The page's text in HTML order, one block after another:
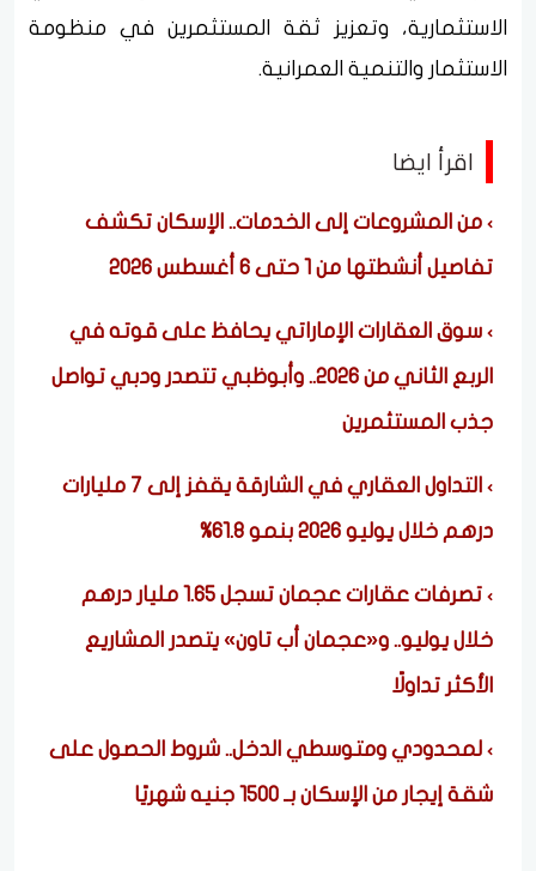
الاستثمارية، وتعزيز ثقة المستثمرين في منظومة
الاستثمار والتنمية العمرانية.
اقرأ ايضا
من المشروعات إلى الخدمات.. الإسكان تكشف
تفاصيل أنشطتها من 1 حتى 6 أغسطس 2026
سوق العقارات الإماراتي يحافظ على قوته في
الربع الثاني من 2026.. وأبوظبي تتصدر ودبي تواصل
جذب المستثمرين
التداول العقاري في الشارقة يقفز إلى 7 مليارات
درهم خلال يوليو 2026 بنمو 61.8%
تصرفات عقارات عجمان تسجل 1.65 مليار درهم
خلال يوليو.. و«عجمان أب تاون» يتصدر المشاريع
الأكثر تداولًا
لمحدودي ومتوسطي الدخل.. شروط الحصول على
شقة إيجار من الإسكان بـ 1500 جنيه شهريًا